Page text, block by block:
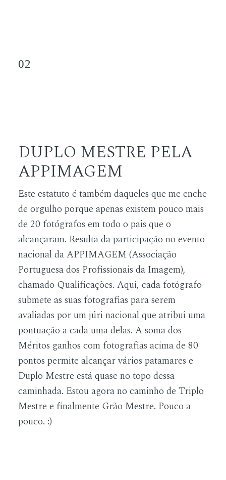
DUPLO MESTRE PELA
APPIMAGEM
Este estatuto é também daqueles que me enche
de orgulho porque apenas existem pouco mais
de 20 fotógrafos em todo o pais que o
alcançaram. Resulta da participação no evento
nacional daAPPIMAGEM (Associação
Portuguesa dos Profissionais da Imagem),
chamado Qualificações. Aqui, cada fotógrafo
submete as suas fotografias para serem
avaliadas por um júri nacional que atribui uma
pontuação a cada uma delas. A soma dos
Méritos ganhos com fotografias acima de 80
pontos permite alcançar vários patamares e
Duplo Mestre está quase no topo dessa
caminhada. Estou agora no caminho de Triplo
Mestre e finalmente Grão Mestre. Pouco a
pouco. :)
02